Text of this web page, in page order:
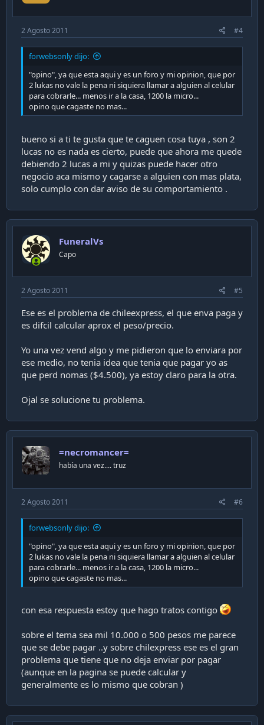
2 Agosto 2011 #4
forwebsonly dijo:
"opino", ya que esta aqui y es un foro y mi opinion, que por
2 lukas no vale la pena ni siquiera llamar a alguien al celular
para cobrarle... menos ir a la casa, 1200 la micro...
opino que cagaste no mas...
bueno si a ti te gusta que te caguen cosa tuya , son 2
lucas no es nada es cierto, puede que ahora me quede
debiendo 2 lucas a mi y quizas puede hacer otro
negocio aca mismo y cagarse a alguien con mas plata,
solo cumplo con dar aviso de su comportamiento .
FuneralVs
Capo
2 Agosto 2011 #5
Ese es el problema de chileexpress, el que enva paga y
es difcil calcular aprox el peso/precio.
Yo una vez vend algo y me pidieron que lo enviara por
ese medio, no tenia idea que tenia que pagar yo as
que perd nomas ($4.500), ya estoy claro para la otra.
Ojal se solucione tu problema.
=necromancer=
había una vez.... truz
2 Agosto 2011 #6
forwebsonly dijo:
"opino", ya que esta aqui y es un foro y mi opinion, que por
2 lukas no vale la pena ni siquiera llamar a alguien al celular
para cobrarle... menos ir a la casa, 1200 la micro...
opino que cagaste no mas...
con esa respuesta estoy que hago tratos contigo
sobre el tema sea mil 10.000 o 500 pesos me parece
que se debe pagar ..y sobre chilexpress ese es el gran
problema que tiene que no deja enviar por pagar
(aunque en la pagina se puede calcular y
generalmente es lo mismo que cobran )